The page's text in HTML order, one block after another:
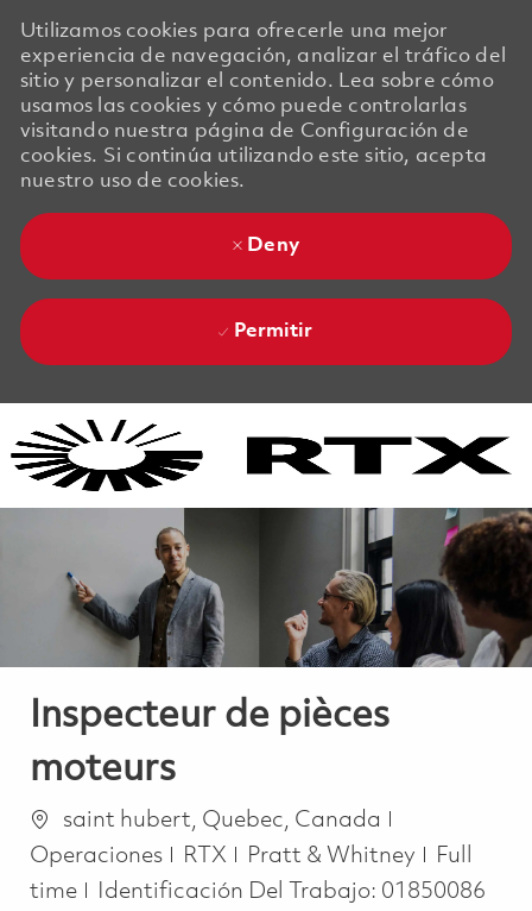
Utilizamos cookies para ofrecerle una mejor
experiencia de navegación, analizar el tráfico del
sitio y personalizar el contenido. Lea sobre cómo
usamos las cookies y cómo puede controlarlas
visitando nuestra página de Configuración de
cookies. Si continúa utilizando este sitio, acepta
nuestro uso de cookies.
Deny
Permitir
Inspecteur de pièces
moteurs
Ubicación
saint hubert, Quebec, Canada
Operaciones
RTX Pratt & Whitney Job Type
Full
time
Identificación Del Trabajo: 01850086